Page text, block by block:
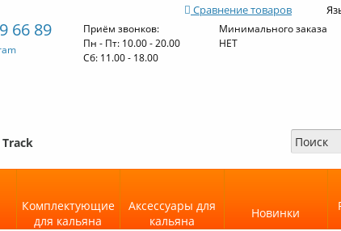
Сравнение товаров
66 89
Приём звонков:
Пн - Пт: 10.00 - 20.00
Cб: 11.00 - 18.00
Минимального заказа
НЕТ
Комплектующие
для кальяна
Аксессуары для
кальяна
Новинки